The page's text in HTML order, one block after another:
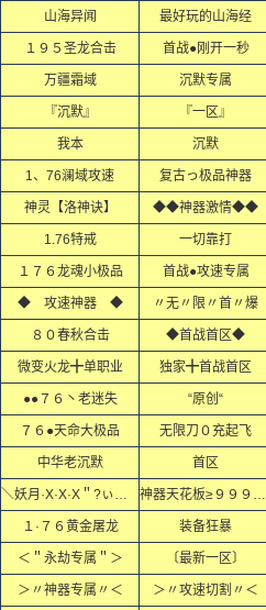
山海异闻 最好玩的山海经
１９５圣龙合击 首战●刚开一秒
万疆霜域 沉默专属
『沉默』 『一区』
我本 沉默
1、76澜域攻速 复古っ极品神器
神灵【洛神诀】 ◆◆神器激情◆◆
1.76特戒 一切靠打
１７６龙魂小极品 首战●攻速专属
◆ 攻速神器 ◆ 〃无〃限〃首〃爆
８０春秋合击 ◆首战首区◆
微变火龙╋单职业 独家╋首战首区
●●７６丶老迷失 “原创“
７６●天命大极品 无限刀０充起飞
中华老沉默 首区
＼妖月·X·X·X＂?ぃメぃメぃメぃメ 神器天花板≥９９９９ぃメぃメぃメぃ
１·７６黄金屠龙 装备狂暴
＜＂永劫专属＂＞ 〔最新一区〕
＞〃神器专属〃＜ ＞〃攻速切割〃＜